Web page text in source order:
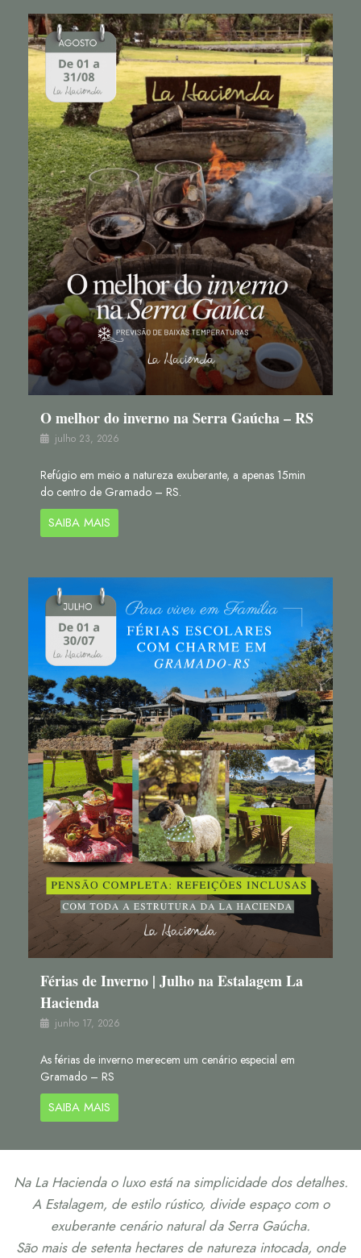
O melhor do inverno na Serra Gaúcha – RS
julho 23, 2026
Refúgio em meio a natureza exuberante, a apenas 15min
do centro de Gramado – RS.
SAIBA MAIS
Férias de Inverno | Julho na Estalagem La
Hacienda
junho 17, 2026
As férias de inverno merecem um cenário especial em
Gramado – RS
SAIBA MAIS
Na La Hacienda o luxo está na simplicidade dos detalhes.
A Estalagem, de estilo rústico, divide espaço com o
exuberante cenário natural da Serra Gaúcha.
São mais de setenta hectares de natureza intocada, onde